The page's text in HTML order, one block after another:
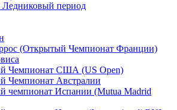
Ледниковый период
(Открытый Чемпионат Франции)
Чемпионат США (US Open)
Чемпионат Австралии
чемпионат Испании (Mutua Madrid